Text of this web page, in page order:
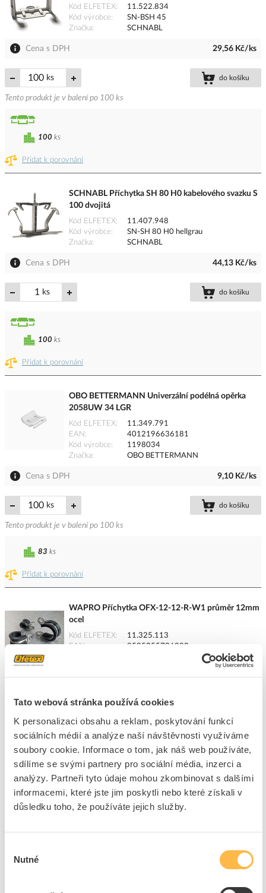
Tato webová stránka používá cookies
K personalizaci obsahu a reklam, poskytování funkcí
sociálních médií a analýze naší návštěvnosti využíváme
soubory cookie. Informace o tom, jak náš web používáte,
sdílíme se svými partnery pro sociální média, inzerci a
analýzy. Partneři tyto údaje mohou zkombinovat s dalšími
informacemi, které jste jim poskytli nebo které získali v
důsledku toho, že používáte jejich služby.
souhlasu
Nutné
Kód ELFETEX
11.522.834
Kód výrobce
SN-BSH 45
Značka
SCHNABL
Cena s DPH 29,56 Kč/ks
ks do košíku
Tento produkt je v balení po 100 ks
Přidat k porovnání
100 ks
SCHNABL Příchytka SH 80 H0 kabelového svazku S
100 dvojitá
Kód ELFETEX
11.407.948
Kód výrobce
SN-SH 80 H0 hellgrau
Značka
SCHNABL
Cena s DPH 44,13 Kč/ks
ks do košíku
Přidat k porovnání
100 ks
OBO BETTERMANN Univerzální podélná opěrka
2058UW 34 LGR
Kód ELFETEX
11.349.791
EAN
4012196636181
Kód výrobce
1198034
Značka
OBO BETTERMANN
Cena s DPH 9,10 Kč/ks
ks do košíku
Tento produkt je v balení po 100 ks
Přidat k porovnání
83 ks
WAPRO Příchytka OFX-12-12-R-W1 průměr 12mm
ocel
Kód ELFETEX
11.325.113
EAN
8595055726989
do košíku
Tento produkt je v balení po 25 ks
50 ks
41,78 Kč/ks